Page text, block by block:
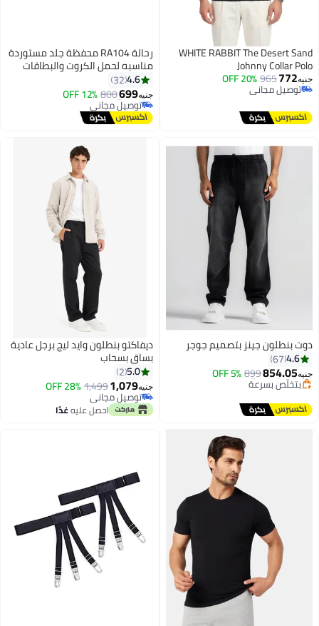
WHITE RABBIT The Desert Sand
Johnny Collar Polo
جنيه772
965
20% OFF
توصيل مجاني
توصيل مجاني
رحالة RA104 محفظة جلد مستوردة
مناسبه لحمل الكروت والبطاقات
ذات جودة عالية من رحالة - اسود
4.6
32
جنيه699
800
12% OFF
#5 في محافظ رجالية
توصيل مجاني
#5 في محافظ رجالية
4
دوت بنطلون جينز بتصميم جوجر
4.6
67
جنيه854.05
899
5% OFF
أقل سعر في 30 يوم
توصيل مجاني
بتخلّص بسرعة
أقل سعر في 30 يوم
ديفاكتو بنطلون وايد ليج برجل عادية
بساق بسحاب
5.0
2
جنيه1,079
1,499
28% OFF
توصيل مجاني
توصيل مجانياحصل عليهغدًا